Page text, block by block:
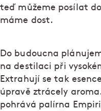
teď můžeme posílat
máme dost.
Do budoucna
na destilaci při
Extrahují se tak
úpravě ztrácely
pohrává palírna